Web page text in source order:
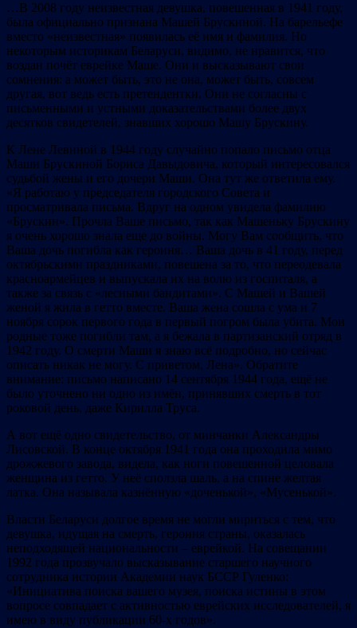
…В 2008 году неизвестная девушка, повешенная в 1941 году,
была официально признана Машей Брускиной. На барельефе
вместо «неизвестная» появилась её имя и фамилия. Но
некоторым историкам Беларуси, видимо, не нравится, что
воздан почёт еврейке Маше. Они и высказывают свои
сомнения: а может быть, это не она, может быть, совсем
другая, вот ведь есть претендентки. Они не согласны с
письменными и устными доказательствами более двух
десятков свидетелей, знавших хорошо Машу Брускину.
К Лене Левиной в 1944 году случайно попало письмо отца
Маши Брускиной Бориса Давыдовича, который интересовался
судьбой жены и его дочери Маши. Она тут же ответила ему.
«Я работаю у председателя городского Совета и
просматривала письма. Вдруг на одном увидела фамилию
«Брускин». Прочла Ваше письмо, так как Машеньку Брускину
я очень хорошо знала еще до войны. Могу Вам сообщить, что
Ваша дочь погибла как героиня… Ваша дочь в 41 году, перед
октябрьскими праздниками, повешена за то, что переодевала
красноармейцев и выпускала их на волю из госпиталя, а
также за связь с «лесными бандитами». С Машей и Вашей
женой я жила в гетто вместе. Ваша жена сошла с ума и 7
ноября сорок первого года в первый погром была убита. Мои
родные тоже погибли там, а я бежала в партизанский отряд в
1942 году. О смерти Маши я знаю всё подробно, но сейчас
описать никак не могу. С приветом, Лена». Обратите
внимание: письмо написано 14 сентября 1944 года, ещё не
было уточнено ни одно из имён, принявших смерть в тот
роковой день, даже Кирилла Труса.
А вот ещё одно свидетельство, от минчанки Александры
Лисовской. В конце октября 1941 года она проходила мимо
дрожжевого завода, видела, как ноги повешенной целовала
женщина из гетто. У неё сползла шаль, а на спине желтая
латка. Она называла казнённую «доченькой», «Мусенькой».
Власти Беларуси долгое время не могли мириться с тем, что
девушка, идущая на смерть, героиня страны, оказалась
неподходящей национальности – еврейкой. На совещании
1992 года прозвучало высказывание старшего научного
сотрудника истории Академии наук БССР Гуленко:
«Инициатива поиска вашего музея, поиска истины в этом
вопросе совпадает с активностью еврейских исследователей, я
имею в виду публикации 60-х годов».